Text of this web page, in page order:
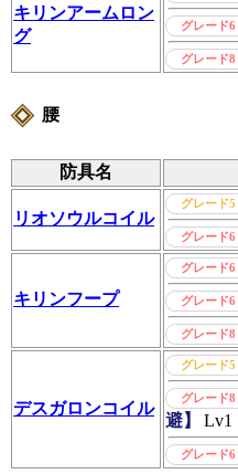
キリンアームロン
グ
グレード6
グレード8
腰
防具名
リオソウルコイル
グレード5
グレード6
キリンフープ
グレード6
グレード6
グレード8
デスガロンコイル
グレード5
グレード8
避】
Lv1
グレード6